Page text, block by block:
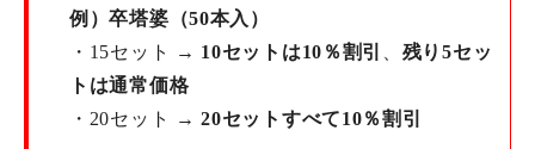
例）卒塔婆（50本入）
・15セット → 10セットは10％割引
残り5セッ
トは通常価格
・20セット →20セットすべて10％割引